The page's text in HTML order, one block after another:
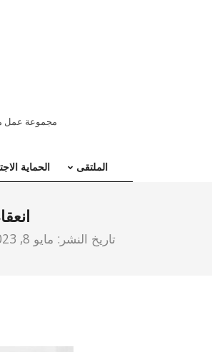
المنطقة
للحماية
مجموعة عمل
الملتقى الحماية
تاريخ النشر: مايو 8, 2023